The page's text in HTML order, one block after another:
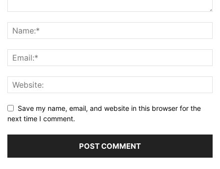
Save my name, email, and website in this browser for the
next time I comment.